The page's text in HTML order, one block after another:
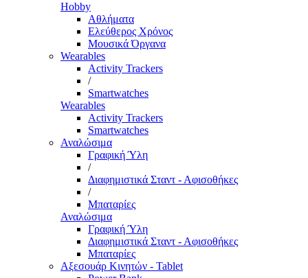
Hobby
Αθλήματα
Ελεύθερος Χρόνος
Μουσικά Όργανα
Wearables
Activity Trackers
/
Smartwatches
Wearables
Activity Trackers
Smartwatches
Αναλώσιμα
Γραφική Ύλη
/
Διαφημιστικά Σταντ - Αφισοθήκες
/
Μπαταρίες
Αναλώσιμα
Γραφική Ύλη
Διαφημιστικά Σταντ - Αφισοθήκες
Μπαταρίες
Αξεσουάρ Κινητών - Tablet